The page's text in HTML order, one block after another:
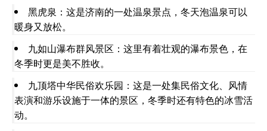
黑虎泉：这是济南的一处温泉景点，冬天泡温泉可以
暖身又放松。
九如山瀑布群风景区：这里有着壮观的瀑布景色，在
冬季时更是美不胜收。
九顶塔中华民俗欢乐园：这是一处集民俗文化、风情
表演和游乐设施于一体的景区，冬季时还有特色的冰雪活
动。